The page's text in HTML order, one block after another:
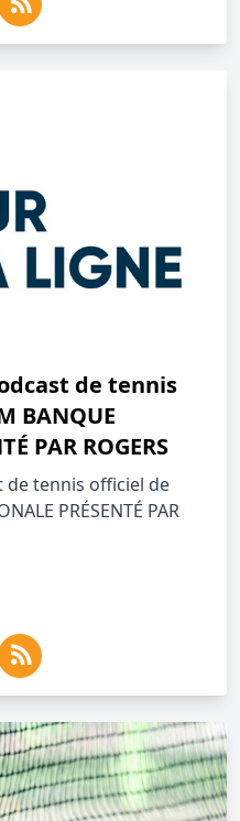
de tennis
BANQUE
PAR ROGERS
de tennis officiel de
PRÉSENTÉ PAR